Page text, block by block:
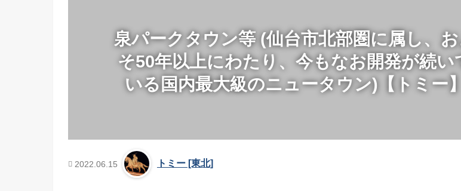
泉パークタウン等 (仙台市北部圏に属し、お
そ50年以上にわたり、今もなお開発が続い
いる国内最大級のニュータウン)【トミー】
2022.06.15 トミー [東北]